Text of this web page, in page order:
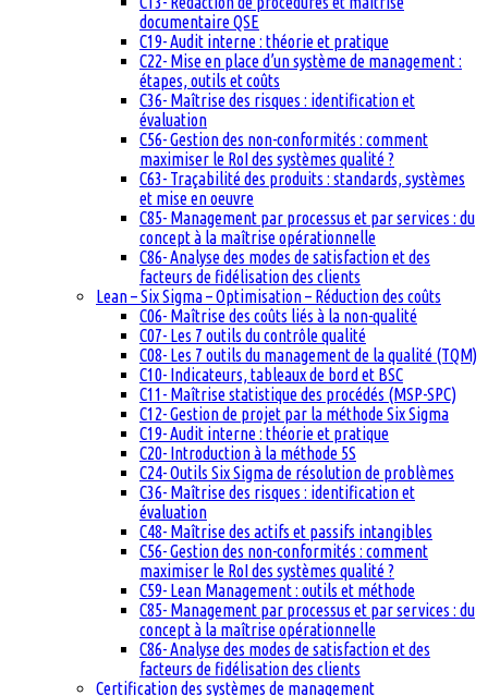
documentaire QSE
C19- Audit interne : théorie et pratique
C22- Mise en place d’un système de management :
étapes, outils et coûts
C36- Maîtrise des risques : identification et
évaluation
C56- Gestion des non-conformités : comment
maximiser le RoI des systèmes qualité ?
C63- Traçabilité des produits : standards, systèmes
et mise en oeuvre
C85- Management par processus et par services : du
concept à la maîtrise opérationnelle
C86- Analyse des modes de satisfaction et des
facteurs de fidélisation des clients
Lean – Six Sigma – Optimisation – Réduction des coûts
C06- Maîtrise des coûts liés à la non-qualité
C07- Les 7 outils du contrôle qualité
C08- Les 7 outils du management de la qualité (TQM)
C10- Indicateurs, tableaux de bord et BSC
C11- Maîtrise statistique des procédés (MSP-SPC)
C12- Gestion de projet par la méthode Six Sigma
C19- Audit interne : théorie et pratique
C20- Introduction à la méthode 5S
C24- Outils Six Sigma de résolution de problèmes
C36- Maîtrise des risques : identification et
évaluation
C48- Maîtrise des actifs et passifs intangibles
C56- Gestion des non-conformités : comment
maximiser le RoI des systèmes qualité ?
C59- Lean Management : outils et méthode
C85- Management par processus et par services : du
concept à la maîtrise opérationnelle
C86- Analyse des modes de satisfaction et des
facteurs de fidélisation des clients
Certification des systèmes de management